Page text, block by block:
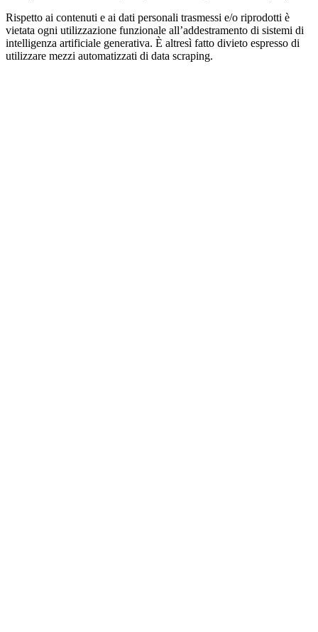
Rispetto ai contenuti e ai dati personali trasmessi e/o riprodotti è
vietata ogni utilizzazione funzionale all’addestramento di sistemi di
intelligenza artificiale generativa. È altresì fatto divieto espresso di
utilizzare mezzi automatizzati di data scraping.